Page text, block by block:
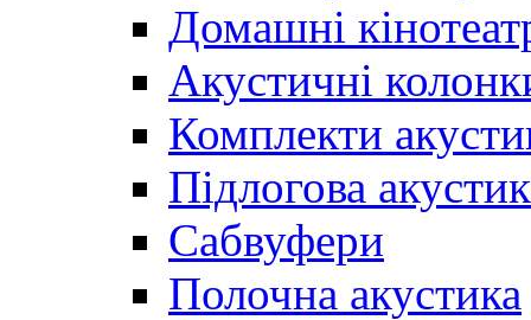
Домашні
Акустичні
Комплекти
Підлогова
Сабвуфери
Полочна акустика